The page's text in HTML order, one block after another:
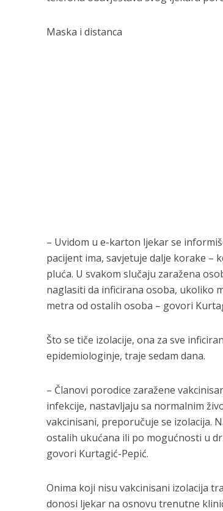
Maska i distanca
– Uvidom u e-karton ljekar se
pacijent ima, savjetuje dalje korake –
pluća. U svakom slučaju zaražena
naglasiti da inficirana osoba, ukoliko
metra od ostalih osoba – govori
Što se tiče izolacije, ona za sve
epidemiologinje, traje sedam dana.
– Članovi porodice zaražene
infekcije, nastavljaju sa normalnim
vakcinisani, preporučuje se izolacija.
ostalih ukućana ili po mogućnosti u
govori Kurtagić-Pepić.
Onima koji nisu vakcinisani izolacija
donosi ljekar na osnovu trenutne